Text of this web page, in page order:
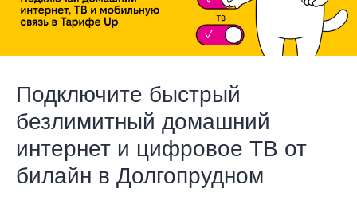
Подключите быстрый
безлимитный домашний
интернет и цифровое ТВ от
билайн в Долгопрудном